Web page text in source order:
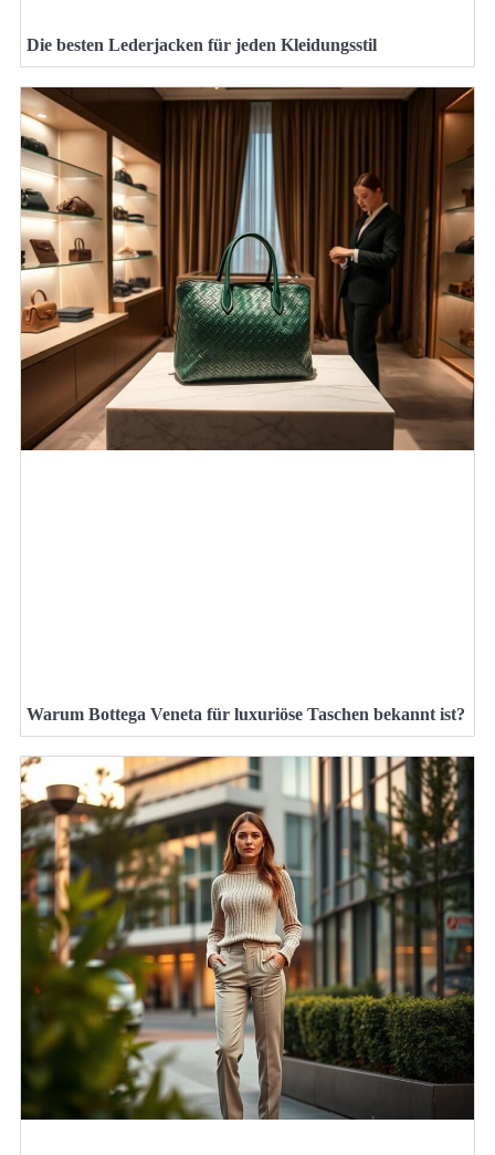
Die besten Lederjacken für jeden Kleidungsstil
Warum Bottega Veneta für luxuriöse Taschen bekannt ist?